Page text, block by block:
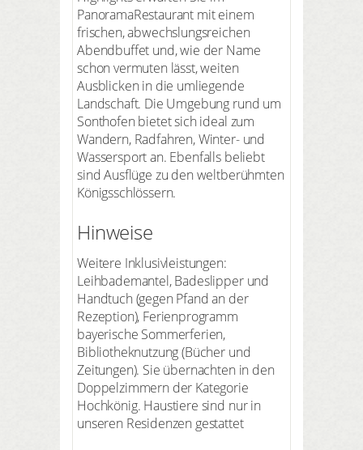
PanoramaRestaurant mit einem
frischen, abwechslungsreichen
Abendbuffet und, wie der Name
schon vermuten lässt, weiten
Ausblicken in die umliegende
Landschaft. Die Umgebung rund um
Sonthofen bietet sich ideal zum
Wandern, Radfahren, Winter- und
Wassersport an. Ebenfalls beliebt
sind Ausflüge zu den weltberühmten
Königsschlössern.
Hinweise
Weitere Inklusivleistungen:
Leihbademantel, Badeslipper und
Handtuch (gegen Pfand an der
Rezeption), Ferienprogramm
bayerische Sommerferien,
Bibliotheknutzung (Bücher und
Zeitungen). Sie übernachten in den
Doppelzimmern der Kategorie
Hochkönig. Haustiere sind nur in
unseren Residenzen gestattet